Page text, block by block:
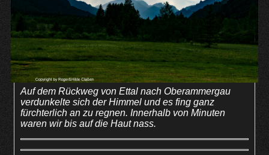
Auf dem Rückweg von Ettal nach Oberammergau
verdunkelte sich der Himmel und es fing ganz
fürchterlich an zu regnen. Innerhalb von Minuten
waren wir bis auf die Haut nass.